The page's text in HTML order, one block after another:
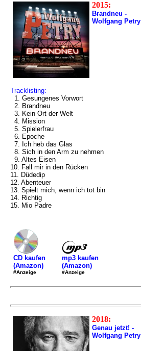
2015:
Brandneu -
Wolfgang Petry
Tracklisting:
1. Gesungenes Vorwort
2. Brandneu
3. Kein Ort der Welt
4. Mission
5. Spielerfrau
6. Epoche
7. Ich heb das Glas
8. Sich in den Arm zu nehmen
9. Altes Eisen
10. Fall mir in den Rücken
11. Düdedip
12. Abenteuer
13. Spielt mich, wenn ich tot bin
14. Richtig
15. Mio Padre
CD kaufen
(Amazon)
#Anzeige
mp3 kaufen
(Amazon)
#Anzeige
2018:
Genau jetzt! -
Wolfgang Petry